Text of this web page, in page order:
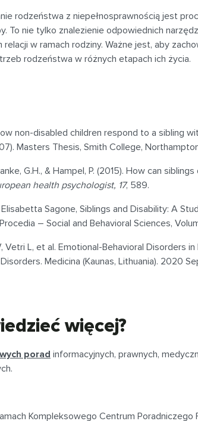
rodzeństwa z niepełnosprawnością jest
To nie tylko znalezienie odpowiednich
relacji w ramach rodziny. Ważne jest, aby
rodzeństwa w różnych etapach ich życia.
non-disabled children respond to a sibling
Masters Thesis, Smith College,
G.H., & Hampel, P. (2015). How can
health psychologist, 17, 589.
Elisabetta Sagone, Siblings and Disability: A
– Social and Behavioral Sciences,
Vetri L, et al. Emotional-Behavioral Disorders
Medicina (Kaunas, Lithuania). 2020
więcej?
porad informacyjnych, prawnych,
Kompleksowego Centrum Poradniczego